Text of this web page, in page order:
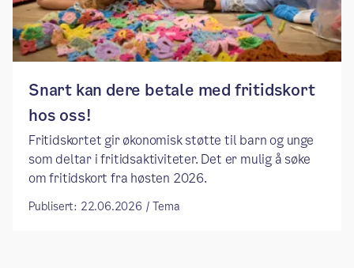
Snart kan dere betale med fritidskort
hos oss!
Fritidskortet gir økonomisk støtte til barn og unge
som deltar i fritidsaktiviteter. Det er mulig å søke
om fritidskort fra høsten 2026.
Publisert: 22.06.2026 / Tema